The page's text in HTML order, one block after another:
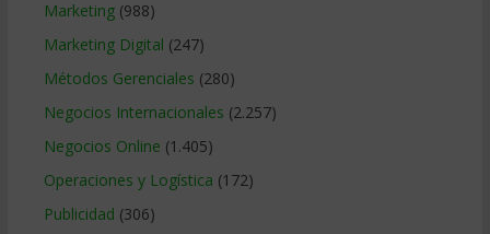
Marketing(988)
Marketing Digital (247)
Métodos Gerenciales (280)
Negocios Internacionales (2.257)
Negocios Online (1.405)
Operaciones y Logística (172)
Publicidad (306)